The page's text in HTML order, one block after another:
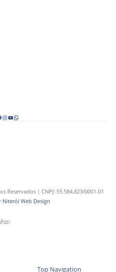
Reservados | CNPJ: 55.584.823/0001-01
Niterói Web Design
Top Navigation